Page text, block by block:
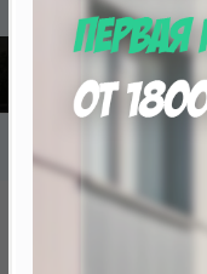
18.4 «Сидней Люкс»,
18.4